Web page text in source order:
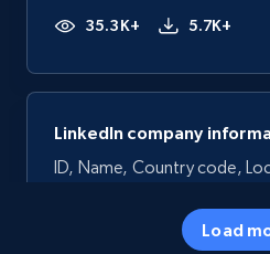
35.3K+ 5.7K+
LinkedIn company
ID, Name, Country code,
Load